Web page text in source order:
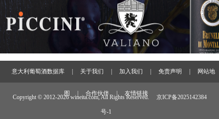
意大利葡萄酒数据库 关于我们 加入我们 免责声明 网站地
图 合作伙伴 友情链接
Copyright © 2012-2026 wineita.com, All Rights Reserved. 京ICP备2025142384
号-1